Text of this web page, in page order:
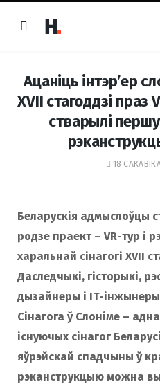
Ацаніць інтэр’ер
XVII стагоддзі праз
стварылі
18
Беларускія адмыслоўцы
родзе праект – VR-тур і
харальнай сінагогі XVII
Даследчыкі, гісторыкі,
дызайнеры і IT-
Сінагога ў Слоніме –
існуючых сінагог
яўрэйскай спадчыны ў
рэканструкцыю можна